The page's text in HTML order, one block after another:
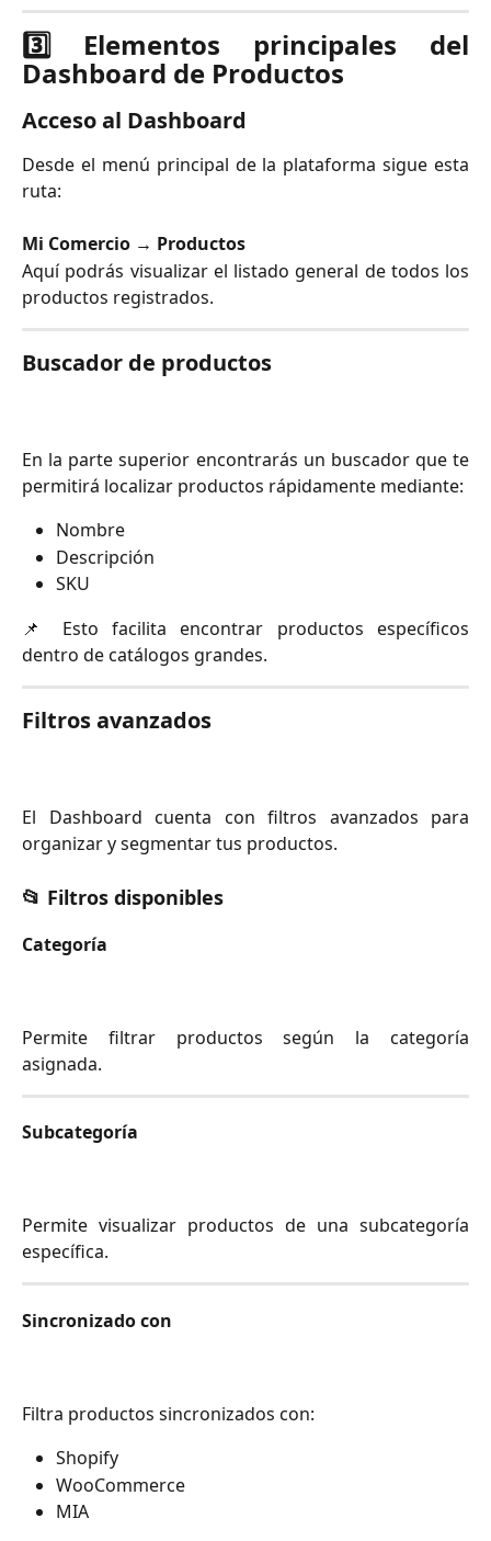
3️⃣ Elementos principales del
Dashboard de Productos
Acceso al Dashboard
Desde el menú principal de la plataforma sigue esta
ruta:
Mi Comercio → Productos
Aquí podrás visualizar el listado general de todos los
productos registrados.
Buscador de productos
En la parte superior encontrarás un buscador que te
permitirá localizar productos rápidamente mediante:
Nombre
Descripción
SKU
📌 Esto facilita encontrar productos específicos
dentro de catálogos grandes.
Filtros avanzados
El Dashboard cuenta con filtros avanzados para
organizar y segmentar tus productos.
📂 Filtros disponibles
Categoría
Permite filtrar productos según la categoría
asignada.
Subcategoría
Permite visualizar productos de una subcategoría
específica.
Sincronizado con
Filtra productos sincronizados con:
Shopify
WooCommerce
MIA